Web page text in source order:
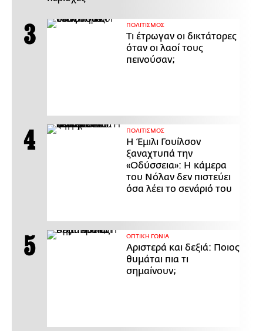
ΠΟΛΙΤΙΣΜΟΣ
Τι έτρωγαν οι δικτάτορες
όταν οι λαοί τους
πεινούσαν;
ΠΟΛΙΤΙΣΜΟΣ
Η Έμιλι Γουίλσον
ξαναχτυπά την
«Οδύσσεια»: Η κάμερα
του Νόλαν δεν πιστεύει
όσα λέει το σενάριό του
ΟΠΤΙΚΗ ΓΩΝΙΑ
Αριστερά και δεξιά: Ποιος
θυμάται πια τι
σημαίνουν;